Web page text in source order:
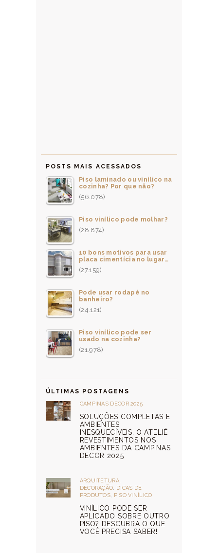
POSTS MAIS ACESSADOS
Piso laminado ou vinílico na
cozinha? Por que não?
(56.078)
Piso vinílico pode molhar?
(28.874)
10 bons motivos para usar
placa cimentícia no lugar…
(27.159)
Pode usar rodapé no
banheiro?
(24.121)
Piso vinílico pode ser
usado na cozinha?
(21.978)
ÚLTIMAS POSTAGENS
CAMPINAS DECOR 2025
SOLUÇÕES COMPLETAS E
AMBIENTES
INESQUECÍVEIS: O ATELIÊ
REVESTIMENTOS NOS
AMBIENTES DA CAMPINAS
DECOR 2025
ARQUITETURA,
DECORAÇÃO, DICAS DE
PRODUTOS, PISO VINÍLICO
VINÍLICO PODE SER
APLICADO SOBRE OUTRO
PISO? DESCUBRA O QUE
VOCÊ PRECISA SABER!